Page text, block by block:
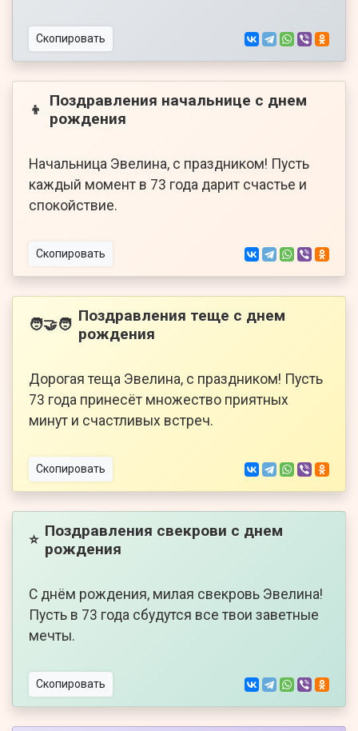
Скопировать
👦
Поздравления начальнице с днем
рождения
Начальница Эвелина, с праздником! Пусть
каждый момент в 73 года дарит счастье и
спокойствие.
Скопировать
🧑‍🤝‍🧑 Поздравления теще с днем
рождения
Дорогая теща Эвелина, с праздником! Пусть
73 года принесёт множество приятных
минут и счастливых встреч.
Скопировать
⭐ Поздравления свекрови с днем
рождения
С днём рождения, милая свекровь Эвелина!
Пусть в 73 года сбудутся все твои заветные
мечты.
Скопировать